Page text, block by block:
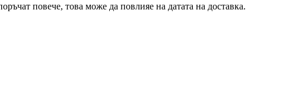
повече, това може да повлияе на датата на доставка.